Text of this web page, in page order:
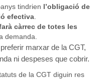
tindrien l’obligació de
efectiva
càrrec de totes les
demanda.
marxar de la CGT,
ni despeses que cobrir.
de la CGT diguin res